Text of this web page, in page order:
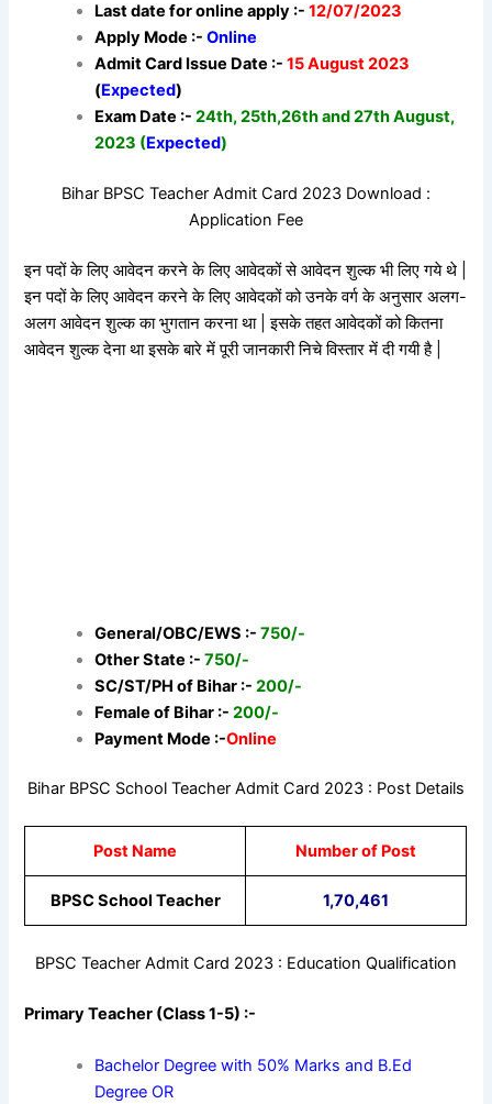
Last date for online apply :-12/07/2023
Apply Mode :-Online
Admit Card Issue Date :-15 August 2023
(Expected)
Exam Date :-24th, 25th,26th and 27th August,
2023 (Expected)
Bihar BPSC Teacher Admit Card 2023 Download :
Application Fee
इन पदों के लिए आवेदन करने के लिए आवेदकों से आवेदन शुल्क भी लिए गये थे |
इन पदों के लिए आवेदन करने के लिए आवेदकों को उनके वर्ग के अनुसार अलग-
अलग आवेदन शुल्क का भुगतान करना था | इसके तहत आवेदकों को कितना
आवेदन शुल्क देना था इसके बारे में पूरी जानकारी निचे विस्तार में दी गयी है |
General/OBC/EWS :-750/-
Other State :-750/-
SC/ST/PH of Bihar :-200/-
Female of Bihar :-200/-
Payment Mode :-Online
Bihar BPSC School Teacher Admit Card 2023 : Post Details
Post Name Number of Post
BPSC School Teacher 1,70,461
BPSC Teacher Admit Card 2023 : Education Qualification
Primary Teacher (Class 1-5) :-
Bachelor Degree with 50% Marks and B.Ed
Degree OR